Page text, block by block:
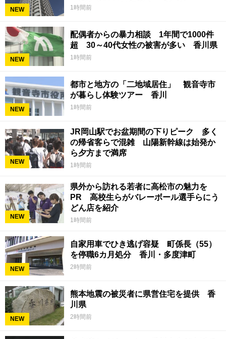
NEW 1時間前
NEW
配偶者からの暴力相談 1年間で1000件
超 30～40代女性の被害が多い 香川県
1時間前
NEW
都市と地方の「二地域居住」 観音寺市
が暮らし体験ツアー 香川
1時間前
NEW
JR岡山駅でお盆期間の下りピーク 多く
の帰省客らで混雑 山陽新幹線は始発か
ら夕方まで満席
1時間前
NEW
県外から訪れる若者に高松市の魅力を
PR 高校生らがバレーボール選手らにう
どん店を紹介
1時間前
NEW
自家用車でひき逃げ容疑 町係長（55）
を停職6カ月処分 香川・多度津町
2時間前
NEW
熊本地震の被災者に県営住宅を提供 香
川県
2時間前